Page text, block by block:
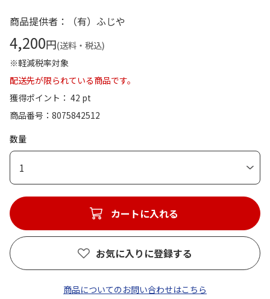
商品提供者：（有）ふじや
4,200円(送料・税込)
※軽減税率対象
配送先が限られている商品です。
獲得ポイント： 42 pt
商品番号
8075842512
数量
1
カートに入れる
お気に入りに登録する
商品についてのお問い合わせはこちら